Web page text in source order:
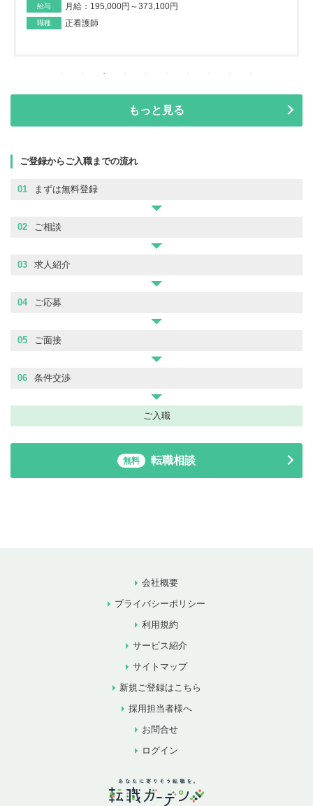
給与 月給：195,000円～373,100円
職種 正看護師
もっと見る
ご登録からご入職までの流れ
01 まずは無料登録
02 ご相談
03 求人紹介
04 ご応募
05 ご面接
06 条件交渉
ご入職
無料 転職相談
会社概要
プライバシーポリシー
利用規約
サービス紹介
サイトマップ
新規ご登録はこちら
採用担当者様へ
お問合せ
ログイン